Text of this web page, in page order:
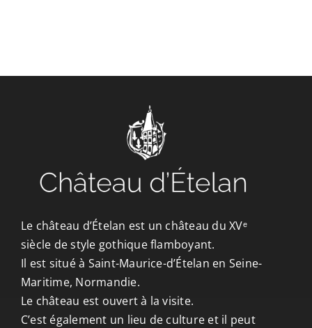
Le château d’Ételan est un château du XVᵉ
siècle de style gothique flamboyant.
Il est situé à Saint-Maurice-d’Ételan en Seine-
Maritime, Normandie.
Le château est ouvert à la visite.
C’est également un lieu de culture et il peut